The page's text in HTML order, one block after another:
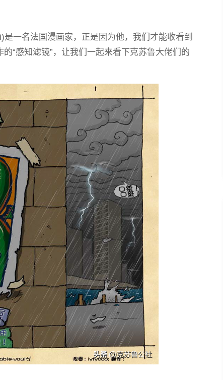
一名法国漫画家，正是因为他，我们才能收看到
“感知滤镜”，让我们一起来看下克苏鲁大佬们的